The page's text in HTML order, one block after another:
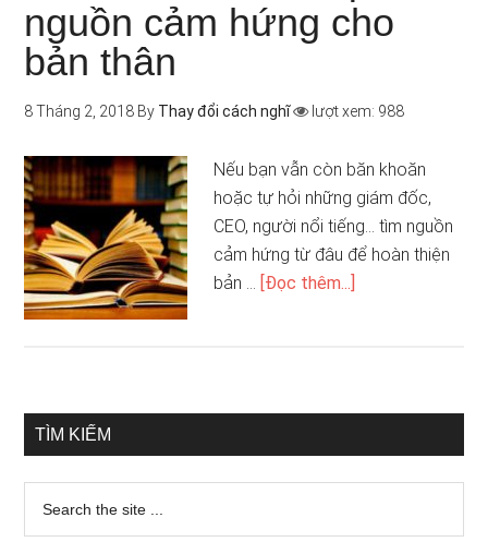
nguồn cảm hứng cho
bản thân
8 Tháng 2, 2018 By Thay đổi cách nghĩ lượt xem: 988
Nếu bạn vẫn còn băn khoăn
hoặc tự hỏi những giám đốc,
CEO, người nổi tiếng… tìm nguồn
cảm hứng từ đâu để hoàn thiện
bản … [Đọc thêm...]
TÌM KIẾM